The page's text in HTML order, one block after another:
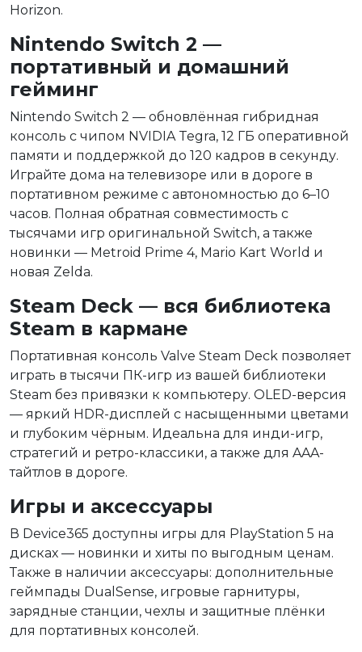
Horizon.
Nintendo Switch 2 —
портативный и домашний
гейминг
Nintendo Switch 2 — обновлённая гибридная
консоль с чипом NVIDIA Tegra, 12 ГБ оперативной
памяти и поддержкой до 120 кадров в секунду.
Играйте дома на телевизоре или в дороге в
портативном режиме с автономностью до 6–10
часов. Полная обратная совместимость с
тысячами игр оригинальной Switch, а также
новинки — Metroid Prime 4, Mario Kart World и
новая Zelda.
Steam Deck — вся библиотека
Steam в кармане
Портативная консоль Valve Steam Deck позволяет
играть в тысячи ПК-игр из вашей библиотеки
Steam без привязки к компьютеру. OLED-версия
— яркий HDR-дисплей с насыщенными цветами
и глубоким чёрным. Идеальна для инди-игр,
стратегий и ретро-классики, а также для AAA-
тайтлов в дороге.
Игры и аксессуары
В Device365 доступны игры для PlayStation 5 на
дисках — новинки и хиты по выгодным ценам.
Также в наличии аксессуары: дополнительные
геймпады DualSense, игровые гарнитуры,
зарядные станции, чехлы и защитные плёнки
для портативных консолей.